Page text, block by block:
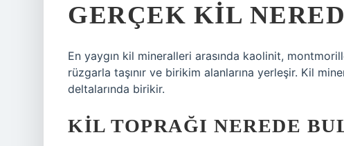
GERÇEK KIL
En yaygın kil mineralleri arasında kaolinit,
rüzgarla taşınır ve birikim alanlarına yerleşir. Kil
deltalarında birikir.
KIL TOPRAĞI NEREDE